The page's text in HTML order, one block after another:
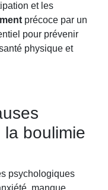
et les
précoce par un
pour prévenir
physique et
boulimie
psychologiques
manque